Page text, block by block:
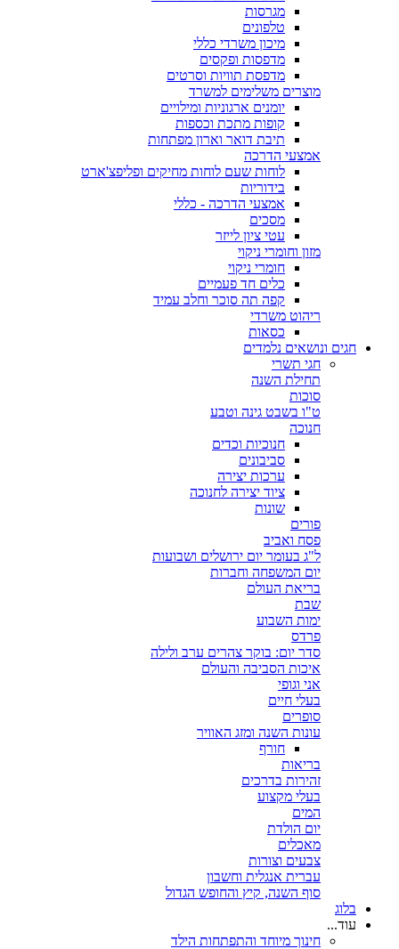
מגרסות
טלפונים
מיכון משרדי כללי
מדפסות ופקסים
מדפסת תוויות וסרטים
מוצרים משלימים למשרד
יומנים ארגוניות ומילויים
קופות מתכת וכספות
תיבת דואר וארון מפתחות
אמצעי הדרכה
לוחות שעם לוחות מחיקים ופליפצ'ארט
בידוריות
אמצעי הדרכה - כללי
מסכים
עטי ציון לייזר
מזון וחומרי ניקוי
חומרי ניקוי
כלים חד פעמיים
קפה תה סוכר וחלב עמיד
ריהוט משרדי
כסאות
חגים ונושאים נלמדים
חגי תשרי
תחילת השנה
סוכות
ט"ו בשבט גינה וטבע
חנוכה
חנוכיות וכדים
סביבונים
ערכות יצירה
ציוד יצירה לחנוכה
שונות
פורים
פסח ואביב
ל"ג בעומר יום ירושלים ושבועות
יום המשפחה וחברות
בריאת העולם
שבת
ימות השבוע
פרדס
סדר יום: בוקר צהרים ערב ולילה
איכות הסביבה והעולם
אני וגופי
בעלי חיים
סופרים
עונות השנה ומזג האוויר
חורף
בריאות
זהירות בדרכים
בעלי מקצוע
המים
יום הולדת
מאכלים
צבעים וצורות
עברית אנגלית וחשבון
סוף השנה, קיץ והחופש הגדול
בלוג
עוד...
חינוך מיוחד והתפתחות הילד